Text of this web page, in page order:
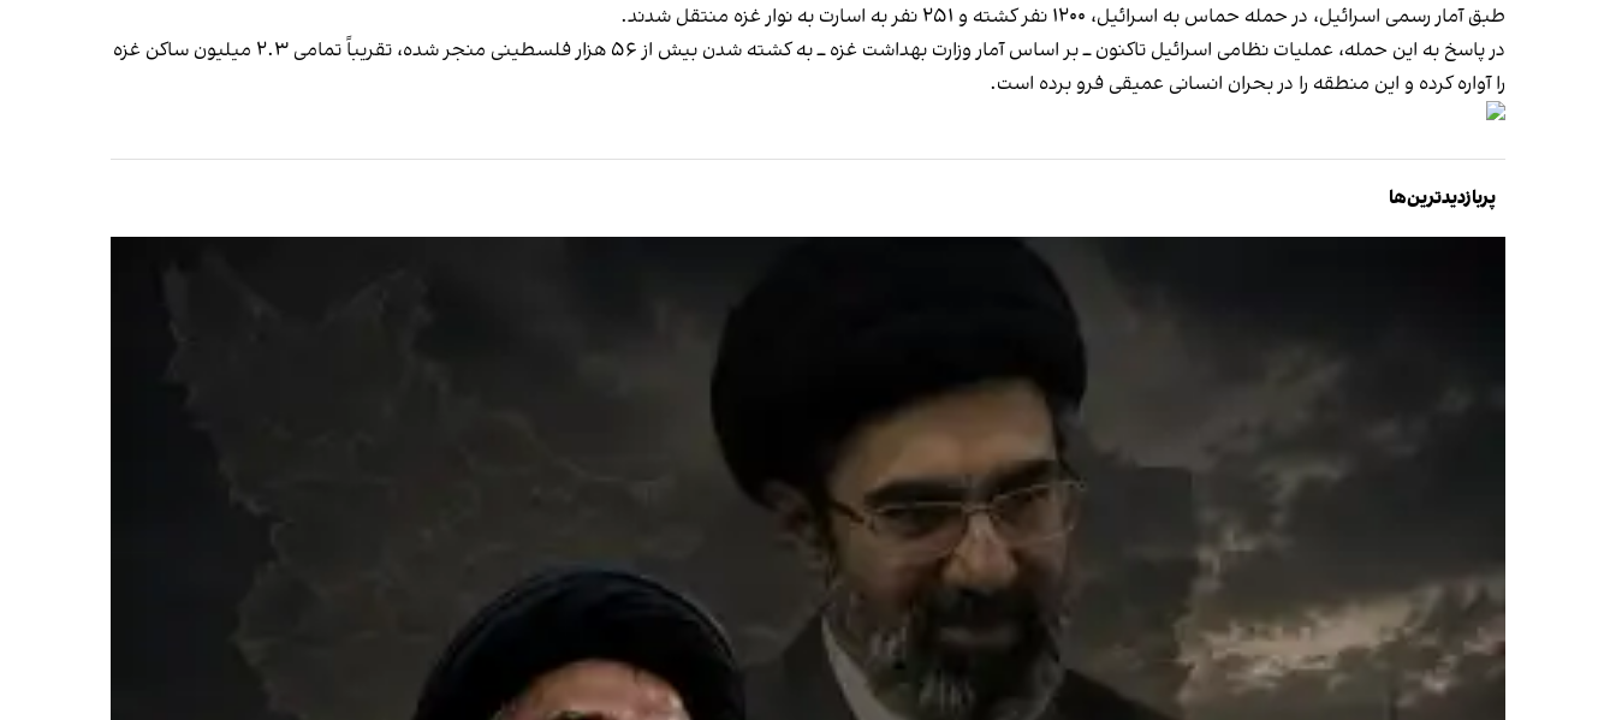
طبق آمار رسمی اسرائیل، در حمله حماس به اسرائیل، ۱۲۰۰ نفر کشته و ۲۵۱ نفر به اسارت به نوار غزه منتقل شدند.
در پاسخ به این حمله، عملیات نظامی اسرائیل تاکنون ــ بر اساس آمار وزارت بهداشت غزه ــ به کشته شدن بیش از ۵۶ هزار فلسطینی منجر شده، تقریباً تمامی ۲.۳ میلیون ساکن غزه
را آواره کرده و این منطقه را در بحران انسانی عمیقی فرو برده است.
پربازدیدترین‌ها